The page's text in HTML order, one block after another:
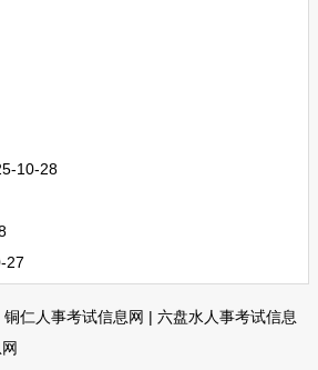
10-28
27
铜仁人事考试信息网 | 六盘水人事考试信息